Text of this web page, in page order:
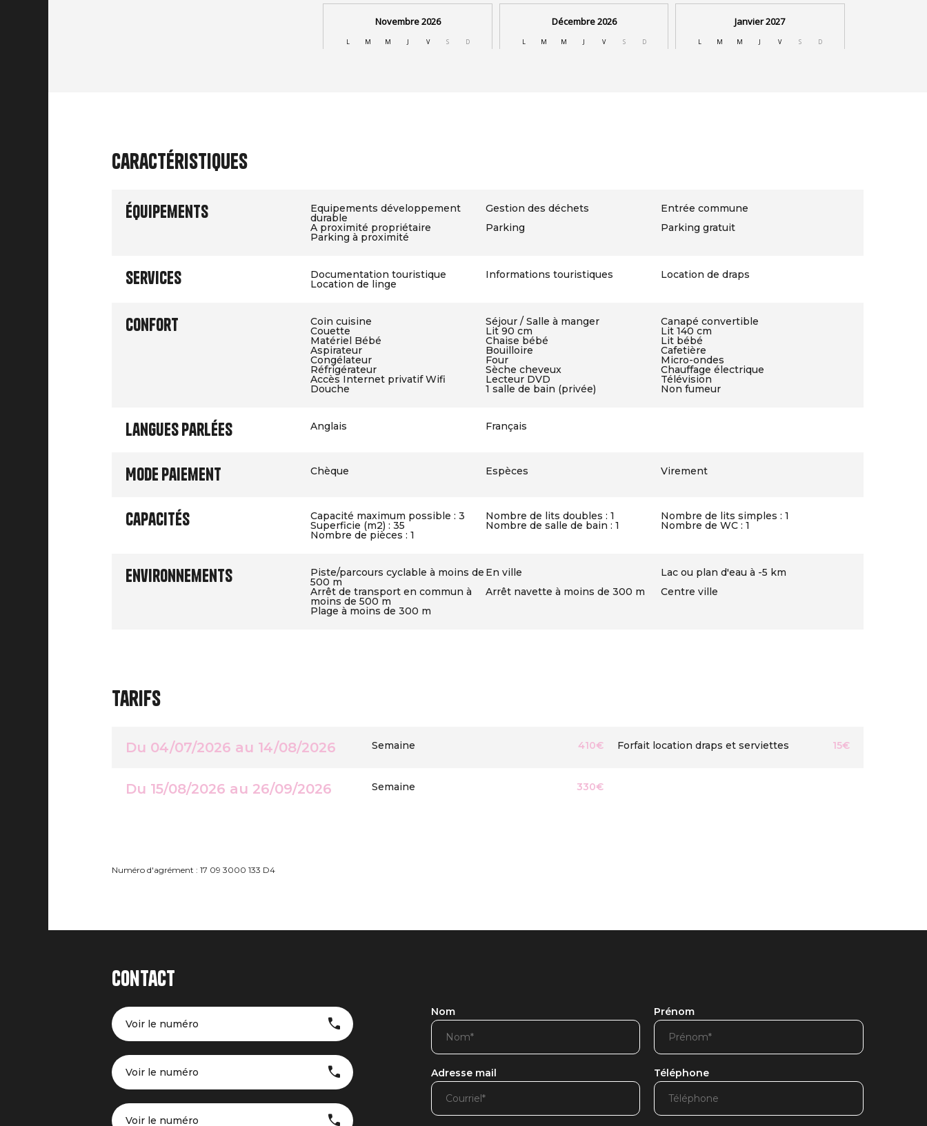
Caractéristiques
Équipements Equipements développement
durable
Gestion des déchets
Entrée commune
A proximité propriétaire
Parking Parking gratuit
Parking à proximité
Services Documentation touristique Informations touristiques Location de draps
Location de linge
Confort Coin cuisine Séjour / Salle à manger Canapé convertible
Couette Lit 90 cm Lit 140 cm
Matériel Bébé Chaise bébé Lit bébé
Aspirateur Bouilloire Cafetière
Congélateur Four Micro-ondes
Réfrigérateur Sèche cheveux Chauffage électrique
Accès Internet privatif Wifi Lecteur DVD Télévision
Douche 1 salle de bain (privée) Non fumeur
Langues parlées Anglais Français
Mode paiement Chèque Espèces Virement
Capacités Capacité maximum possible : 3 Nombre de lits doubles : 1 Nombre de lits simples : 1
Superficie (m2) : 35 Nombre de salle de bain : 1 Nombre de WC : 1
Nombre de pièces : 1
Environnements Piste/parcours cyclable à moins de
500 m
En ville
Lac ou plan d'eau à -5 km
Arrêt de transport en commun à
moins de 500 m
Arrêt navette à moins de 300 m
Centre ville
Plage à moins de 300 m
Tarifs
Du 04/07/2026 au 14/08/2026 Semaine 410€ Forfait location draps et serviettes 15€
Du 15/08/2026 au 26/09/2026 Semaine 330€
Numéro d'agrément : 17 09 3000 133 D4
Contact
Voir le numéro
Voir le numéro
Voir le numéro
Nom Prénom
Adresse mail Téléphone